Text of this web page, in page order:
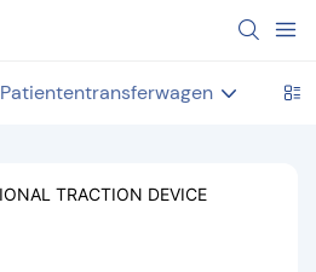
Patiententransferwagen